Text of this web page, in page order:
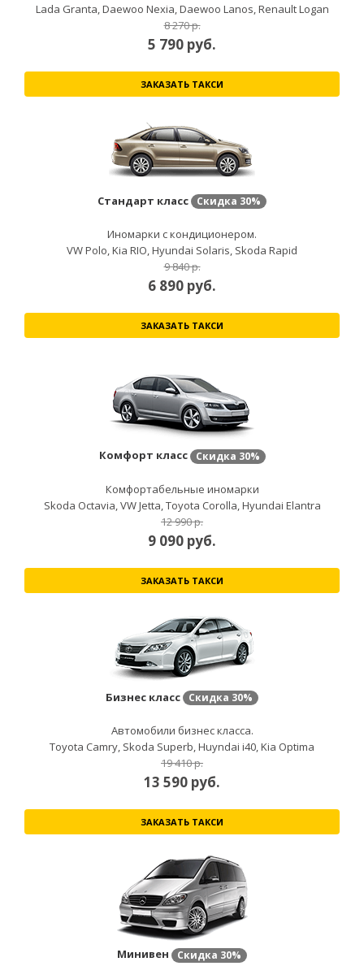
Lada Granta, Daewoo Nexia, Daewoo Lanos, Renault Logan
8 270 р.
5 790 руб.
ЗАКАЗАТЬ ТАКСИ
Стандарт класс Скидка 30%
Иномарки с кондиционером.
VW Polo, Kia RIO, Hyundai Solaris, Skoda Rapid
9 840 р.
6 890 руб.
ЗАКАЗАТЬ ТАКСИ
Комфорт класс Скидка 30%
Комфортабельные иномарки
Skoda Octavia, VW Jetta, Toyota Corolla, Hyundai Elantra
12 990 р.
9 090 руб.
ЗАКАЗАТЬ ТАКСИ
Бизнес класс Скидка 30%
Автомобили бизнес класса.
Toyota Camry, Skoda Superb, Huyndai i40, Kia Optima
19 410 р.
13 590 руб.
ЗАКАЗАТЬ ТАКСИ
Минивен Скидка 30%